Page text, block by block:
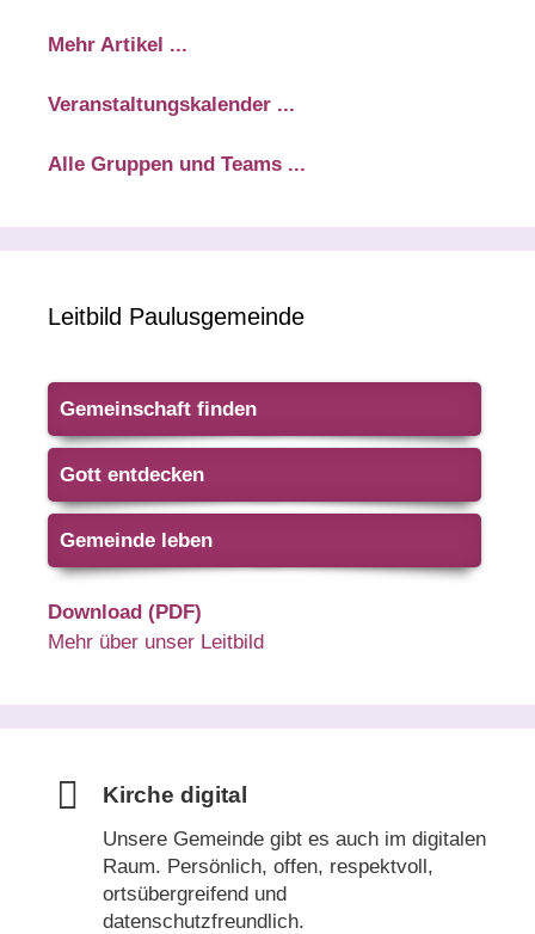
Mehr Artikel ...
Veranstaltungskalender ...
Alle Gruppen und Teams ...
Leitbild Paulusgemeinde
Gemeinschaft finden
Gott entdecken
Gemeinde leben
Download (PDF)
Mehr über unser Leitbild
Kirche digital
Unsere Gemeinde gibt es auch im digitalen
Raum. Persönlich, offen, respektvoll,
ortsübergreifend und
datenschutzfreundlich.